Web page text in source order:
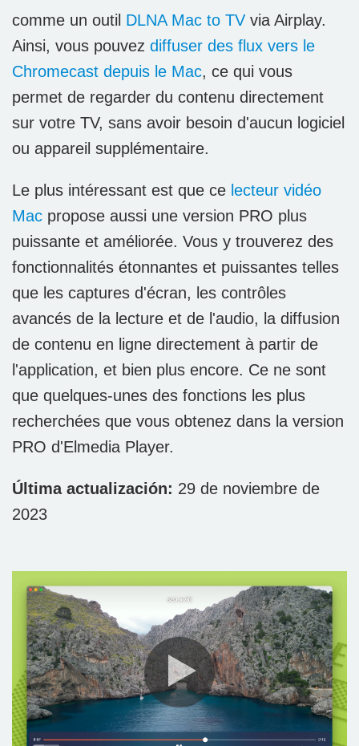
comme un outil DLNA Mac to TV via Airplay.
Ainsi, vous pouvez diffuser des flux vers le
Chromecast depuis le Mac, ce qui vous
permet de regarder du contenu directement
sur votre TV, sans avoir besoin d'aucun logiciel
ou appareil supplémentaire.
Le plus intéressant est que ce lecteur vidéo
Mac propose aussi une version PRO plus
puissante et améliorée. Vous y trouverez des
fonctionnalités étonnantes et puissantes telles
que les captures d'écran, les contrôles
avancés de la lecture et de l'audio, la diffusion
de contenu en ligne directement à partir de
l'application, et bien plus encore. Ce ne sont
que quelques-unes des fonctions les plus
recherchées que vous obtenez dans la version
PRO d'Elmedia Player.
Última actualización: 29 de noviembre de
2023